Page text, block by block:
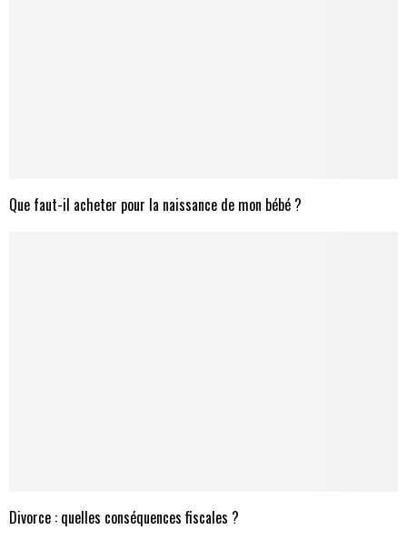
Que faut-il acheter pour la naissance de mon bébé ?
Divorce : quelles conséquences fiscales ?